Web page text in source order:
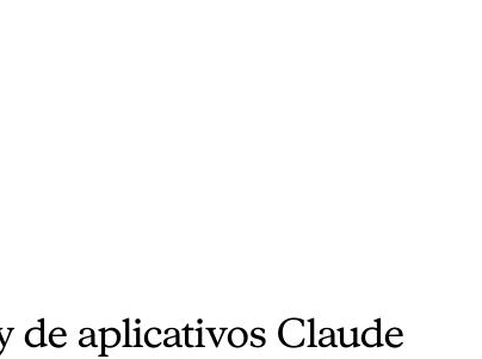
de aplicativos Claude